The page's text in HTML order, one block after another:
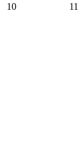
10 11